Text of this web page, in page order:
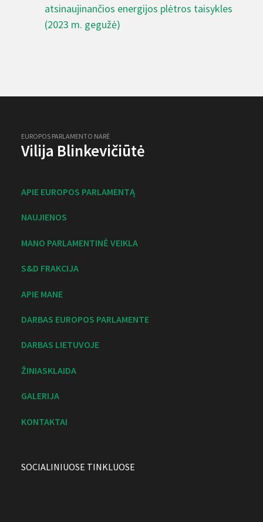
atsinaujinančios energijos plėtros taisykles
(2023 m. gegužė)
EUROPOS PARLAMENTO NARĖ
Vilija Blinkevičiūtė
APIE EUROPOS PARLAMENTĄ
NAUJIENOS
MANO PARLAMENTINĖ VEIKLA
S&D FRAKCIJA
APIE MANE
DARBAS EUROPOS PARLAMENTE
DARBAS LIETUVOJE
ŽINIASKLAIDA
GALERIJA
KONTAKTAI
SOCIALINIUOSE TINKLUOSE